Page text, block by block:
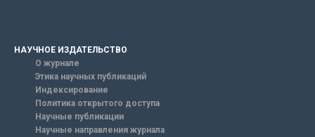
НАУЧНОЕ ИЗДАТЕЛЬСТВО
О журнале
Этика научных публикаций
Индексирование
Политика открытого доступа
Научные публикации
Научные направления журнала